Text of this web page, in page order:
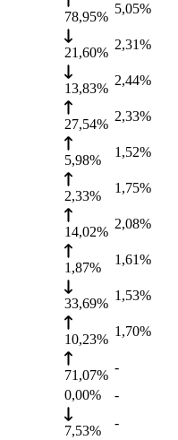
78,95%
5,05%
21,60%
2,31%
13,83%
2,44%
27,54%
2,33%
5,98%
1,52%
2,33%
1,75%
14,02%
2,08%
1,87%
1,61%
33,69%
1,53%
10,23%
1,70%
71,07%
-
0,00%
-
7,53%
-